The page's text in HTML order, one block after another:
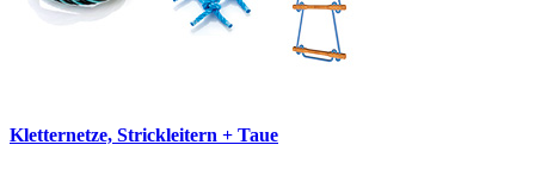
Kletternetze, Strickleitern + Taue